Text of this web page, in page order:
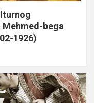
bega
1926)